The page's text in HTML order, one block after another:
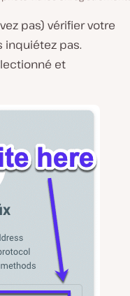
pas) vérifier votre
inquiétez pas.
et